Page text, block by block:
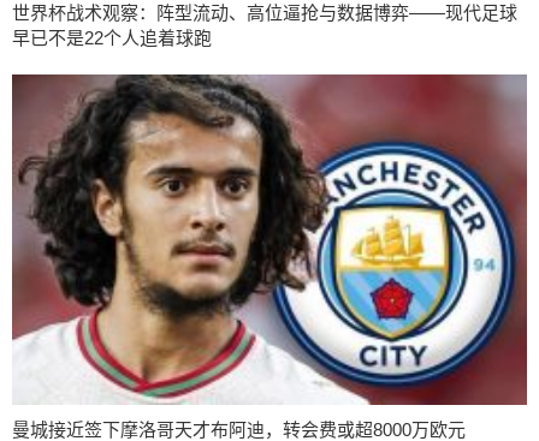
世界杯战术观察：阵型流动、高位逼抢与数据博弈——现代足球
早已不是22个人追着球跑
曼城接近签下摩洛哥天才布阿迪，转会费或超8000万欧元